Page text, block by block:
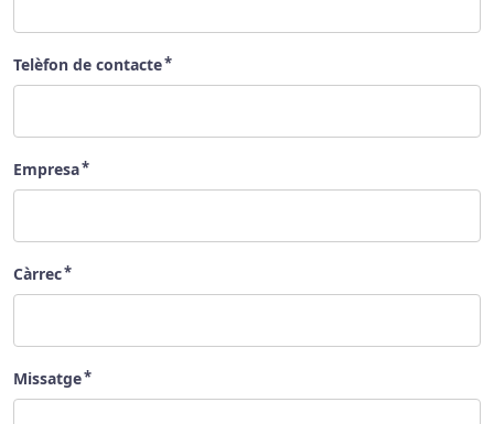
Telèfon de contacte
Empresa
Càrrec
Missatge